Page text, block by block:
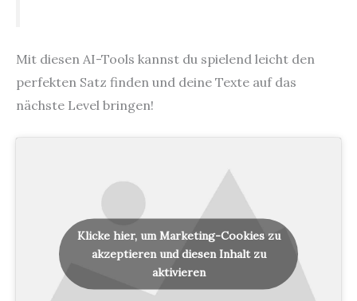
Mit diesen AI-Tools kannst du spielend leicht den
perfekten Satz finden und deine Texte auf das
nächste Level bringen!
Klicke hier, um Marketing-Cookies zu
akzeptieren und diesen Inhalt zu
aktivieren